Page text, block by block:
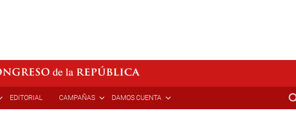
EDITORIAL CAMPAÑAS DAMOS CUENTA